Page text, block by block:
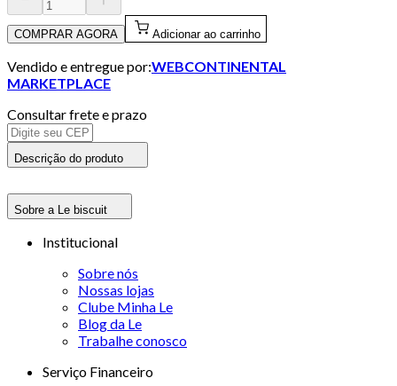
COMPRAR AGORA Adicionar ao carrinho
Vendido e entregue por:WEBCONTINENTAL
MARKETPLACE
Consultar frete e prazo
Descrição do produto
Sobre a Le biscuit
Institucional
Sobre nós
Nossas lojas
Clube Minha Le
Blog da Le
Trabalhe conosco
Serviço Financeiro